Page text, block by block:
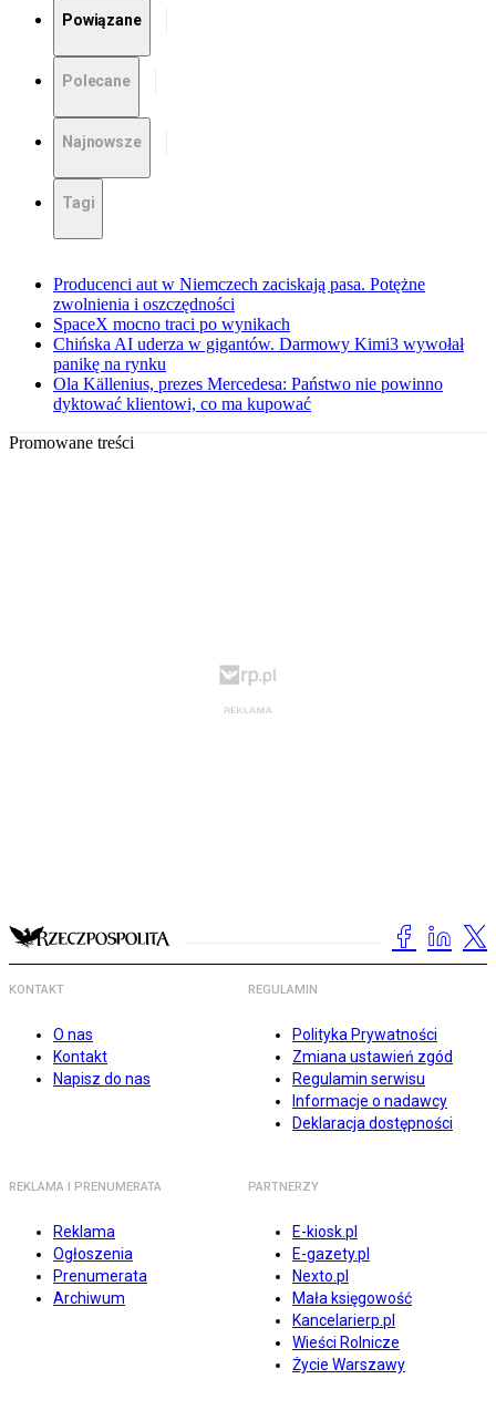
Powiązane
Polecane
Najnowsze
Tagi
Producenci aut w Niemczech zaciskają pasa. Potężne
zwolnienia i oszczędności
SpaceX mocno traci po wynikach
Chińska AI uderza w gigantów. Darmowy Kimi3 wywołał
panikę na rynku
Ola Källenius, prezes Mercedesa: Państwo nie powinno
dyktować klientowi, co ma kupować
Promowane treści
KONTAKT
O nas
Kontakt
Napisz do nas
REGULAMIN
Polityka Prywatności
Zmiana ustawień zgód
Regulamin serwisu
Informacje o nadawcy
Deklaracja dostępności
REKLAMA I PRENUMERATA
Reklama
Ogłoszenia
Prenumerata
Archiwum
PARTNERZY
E-kiosk.pl
E-gazety.pl
Nexto.pl
Mała księgowość
Kancelarierp.pl
Wieści Rolnicze
Życie Warszawy